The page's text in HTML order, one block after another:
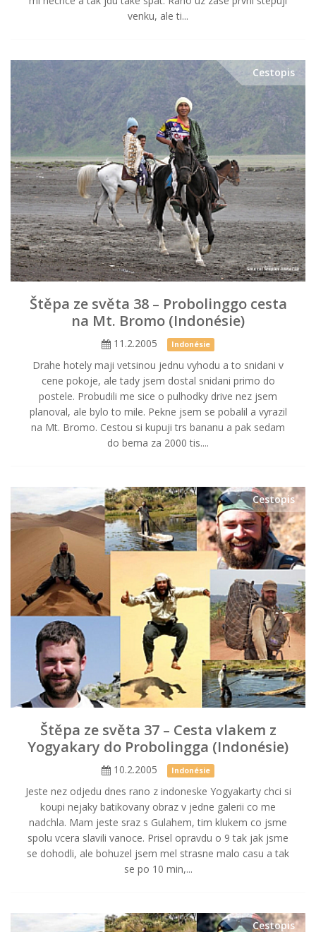
venku, ale ti...
Cestopis
Štěpa ze světa 38 – Probolinggo cesta
na Mt. Bromo (Indonésie)
11.2.2005 Indonésie
Drahe hotely maji vetsinou jednu vyhodu a to snidani v
cene pokoje, ale tady jsem dostal snidani primo do
postele. Probudili me sice o pulhodky drive nez jsem
planoval, ale bylo to mile. Pekne jsem se pobalil a vyrazil
na Mt. Bromo. Cestou si kupuji trs bananu a pak sedam
do bema za 2000 tis....
Cestopis
Štěpa ze světa 37 – Cesta vlakem z
Yogyakary do Probolingga (Indonésie)
10.2.2005 Indonésie
Jeste nez odjedu dnes rano z indoneske Yogyakarty chci si
koupi nejaky batikovany obraz v jedne galerii co me
nadchla. Mam jeste sraz s Gulahem, tim klukem co jsme
spolu vcera slavili vanoce. Prisel opravdu o 9 tak jak jsme
se dohodli, ale bohuzel jsem mel strasne malo casu a tak
se po 10 min,...
Cestopis